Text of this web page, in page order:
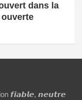
dans la
𝙛𝙞𝙖𝙗𝙡𝙚, 𝙣𝙚𝙪𝙩𝙧𝙚